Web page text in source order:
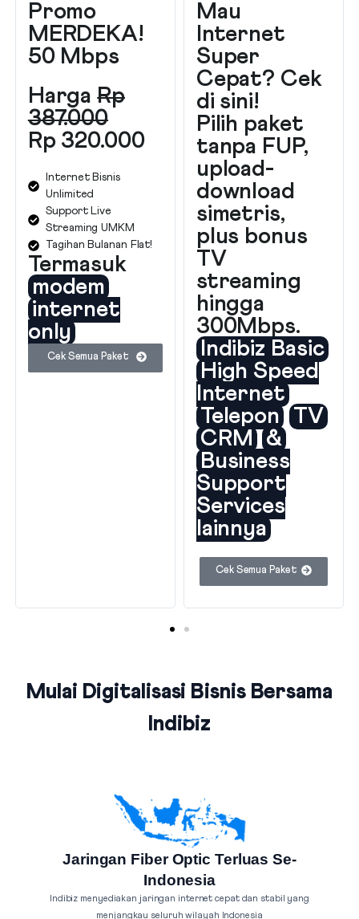
Promo
MERDEKA!
50 Mbps
HargaRp
387.000
Rp 320.000
Internet Bisnis
Unlimited
Support Live
Streaming UMKM
Tagihan Bulanan Flat!
Termasuk
modem
internet
only
Cek Semua Paket
Mau
Internet
Super
Cepat? Cek
di sini!
Pilih paket
tanpa FUP,
upload-
download
simetris,
plus bonus
TV
streaming
hingga
300Mbps.
Indibiz Basic
High Speed
Internet
Telepon
TV
CRM
&
Business
Support
Services
lainnya
Cek Semua Paket
Mulai Digitalisasi Bisnis Bersama
Indibiz
Jaringan Fiber Optic Terluas Se-
Indonesia
Indibiz menyediakan jaringan internet cepat dan stabil yang
menjangkau seluruh wilayah Indonesia